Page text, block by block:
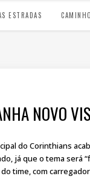
ESTRADAS
NOVO
do Corinthians
já que o tema será
time, com